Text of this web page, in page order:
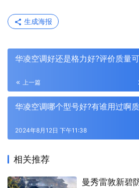
生成海报
华凌空调好还是格力好?评价质量
上一篇
华凌空调哪个型号好?有谁用过啊
2024年8月12日 下午11:38
相关推荐
曼秀雷敦新碧